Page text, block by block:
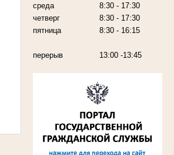
среда
четверг
пятница
перерыв
8:30 - 17:30
8:30 - 17:30
8:30 - 16:15
13:00 -13:45